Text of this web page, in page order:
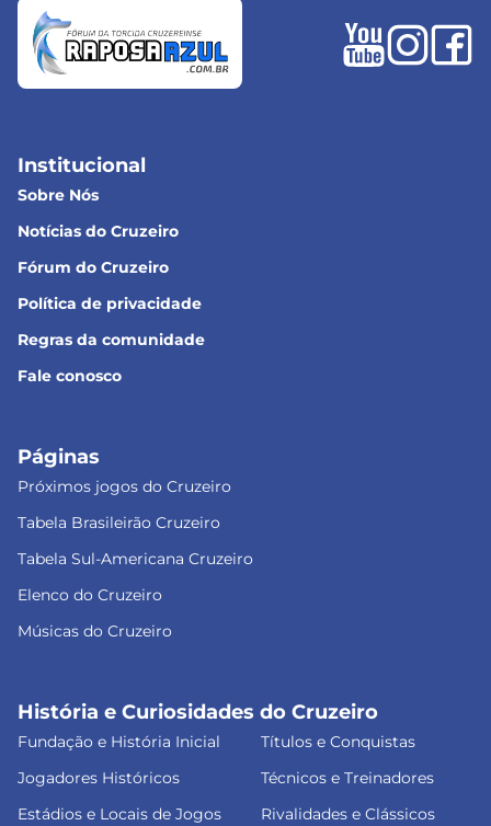
Institucional
Sobre Nós
Notícias do Cruzeiro
Fórum do Cruzeiro
Política de privacidade
Regras da comunidade
Fale conosco
Páginas
Próximos jogos do Cruzeiro
Tabela Brasileirão Cruzeiro
Tabela Sul-Americana Cruzeiro
Elenco do Cruzeiro
Músicas do Cruzeiro
História e Curiosidades do Cruzeiro
Fundação e História Inicial
Títulos e Conquistas
Jogadores Históricos
Técnicos e Treinadores
Estádios e Locais de Jogos
Rivalidades e Clássicos